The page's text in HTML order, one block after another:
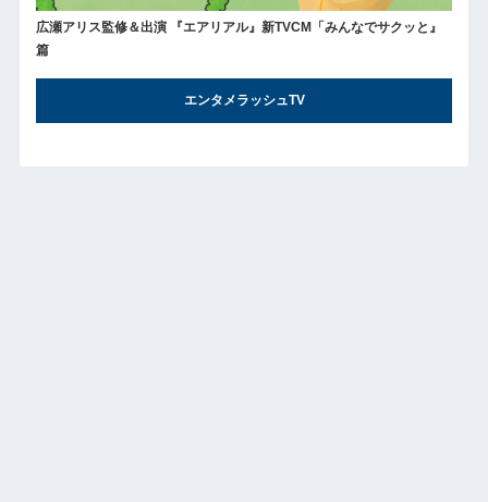
広瀬アリス監修＆出演 『エアリアル』新TVCM「みんなでサクッと』
篇
エンタメラッシュTV